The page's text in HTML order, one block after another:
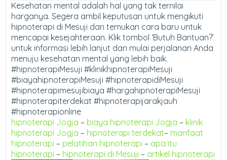
Kesehatan mental adalah hal yang tak ternilai
harganya. Segera ambil keputusan untuk mengikuti
hipnoterapi di Mesuji dan temukan cara baru untuk
mencapai kesejahteraan. Klik tombol ‘Butuh Bantuan?’
untuk informasi lebih lanjut dan mulai perjalanan Anda
menuju kesehatan mental yang lebih baik.
#hipnoterapiMesuji #klinikhipnoterapiMesuji
#biayahipnoterapiMesuji #hipnoterapidiMesuji
#hipnoterapimesujibiaya #hargahipnoterapiMesuji
#hipnoterapiterdekat #hipnoterapijarakjauh
#hipnoterapionline
hipnoterapi Jogja – biaya hipnoterapi Jogja – klinik
hipnoterapi Jogja – hipnoterapi terdekat– manfaat
hipnoterapi – pelatihan hipnoterapi – apa itu
hipnoterapi – hipnoterapi di Mesuji – artikel hipnoterapi